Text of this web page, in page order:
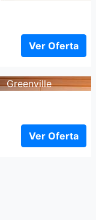
Ver Oferta
Greenville
Ver Oferta